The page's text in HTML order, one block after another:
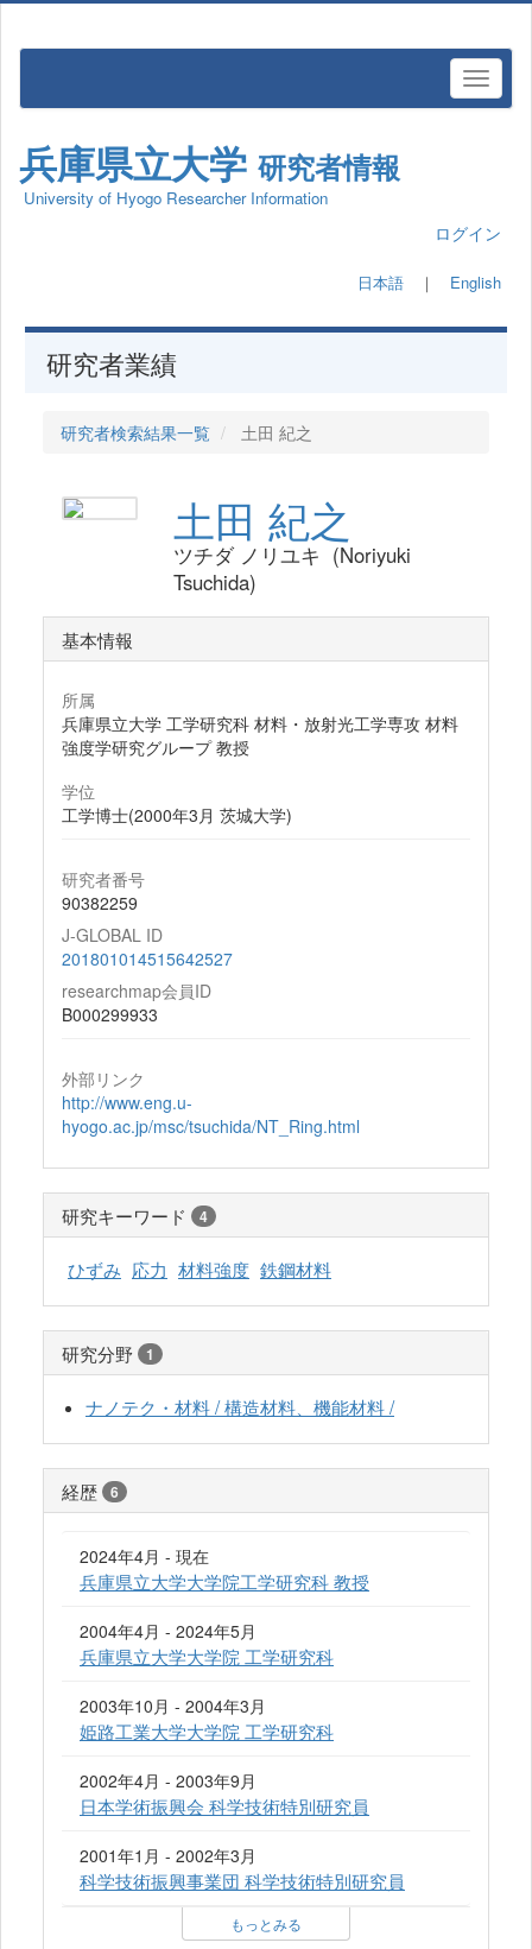
兵庫県立大学 研究者情報
University of Hyogo Researcher Information
ログイン
日本語 ｜ English
研究者業績
研究者検索結果一覧 土田 紀之
土田 紀之
ツチダ ノリユキ (Noriyuki
Tsuchida)
基本情報
所属
兵庫県立大学 工学研究科 材料・放射光工学専攻 材料
強度学研究グループ 教授
学位
工学博士(2000年3月 茨城大学)
研究者番号
90382259
J-GLOBAL ID
201801014515642527
researchmap会員ID
B000299933
外部リンク
http://www.eng.u-
hyogo.ac.jp/msc/tsuchida/NT_Ring.html
研究キーワード 4
ひずみ 応力 材料強度 鉄鋼材料
研究分野 1
ナノテク・材料 / 構造材料、機能材料 /
経歴 6
2024年4月 - 現在
兵庫県立大学大学院工学研究科 教授
2004年4月 - 2024年5月
兵庫県立大学大学院 工学研究科
2003年10月 - 2004年3月
姫路工業大学大学院 工学研究科
2002年4月 - 2003年9月
日本学術振興会 科学技術特別研究員
2001年1月 - 2002年3月
科学技術振興事業団 科学技術特別研究員
もっとみる